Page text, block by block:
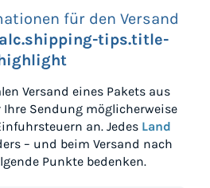
für den Versand
tips.title-
Versand eines Pakets aus
Sendung möglicherweise
an. Jedes Land
– und beim Versand nach
Punkte bedenken.